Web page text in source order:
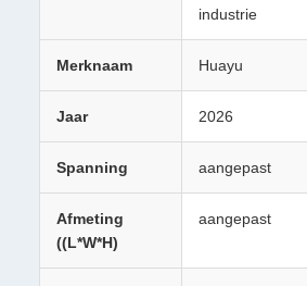
industrie
Merknaam Huayu
Jaar 2026
Spanning aangepast
Afmeting
((L*W*H)
aangepast